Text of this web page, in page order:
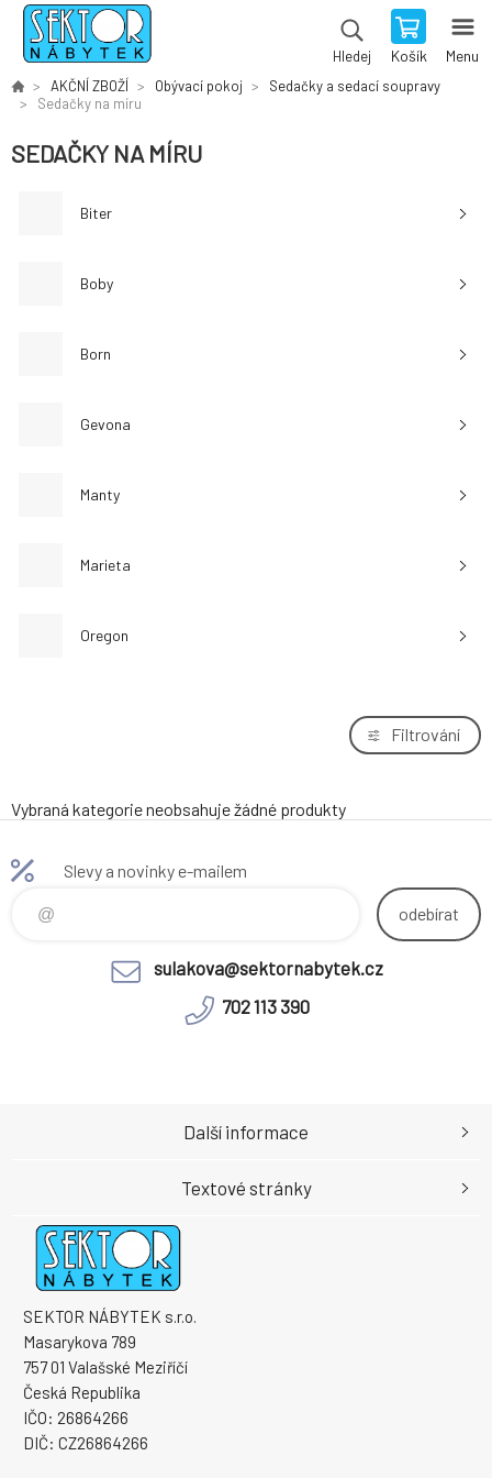
Hledej Košík Menu
AKČNÍ ZBOŽÍ Obývací pokoj
Sedačky a sedací soupravy
Sedačky na míru
SEDAČKY NA MÍRU
Biter
Boby
Born
Gevona
Manty
Marieta
Oregon
Filtrování
Vybraná kategorie neobsahuje žádné produkty
Slevy a novinky e-mailem
odebírat
sulakova@sektornabytek.cz
702 113 390
SEKTOR NÁBYTEK s.r.o.
Masarykova 789
757 01 Valašské Meziříčí
Česká Republika
IČO: 26864266
DIČ: CZ26864266
Další informace
Textové stránky